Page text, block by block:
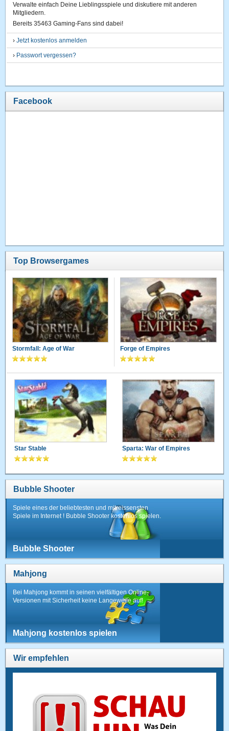
Verwalte einfach Deine Lieblingsspiele und diskutiere mit anderen
Mitgliedern.
Bereits 35463 Gaming-Fans sind dabei!
›Jetzt kostenlos anmelden
› Passwort vergessen?
Facebook
Top Browsergames
Stormfall: Age of War Forge of Empires
Star Stable Sparta: War of Empires
Bubble Shooter
Spiele eines der beliebtesten und mitreissensten
Spiele im Internet ! Bubble Shooter kostenlos spielen.
Bubble Shooter
Mahjong
Bei Mahjong kommt in seinen vielfältigen Online-
Versionen mit Sicherheit keine Langeweile auf!
Mahjong kostenlos spielen
Wir empfehlen